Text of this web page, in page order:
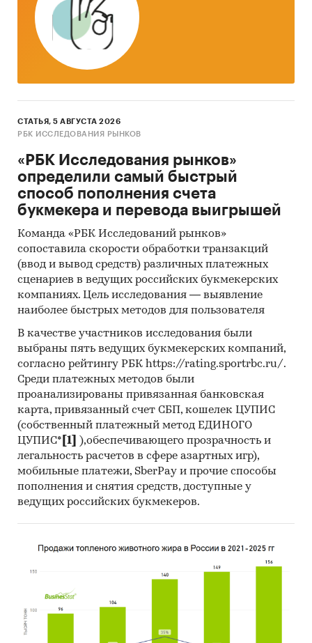
СТАТЬЯ, 5 АВГУСТА 2026
РБК ИССЛЕДОВАНИЯ РЫНКОВ
«РБК Исследования рынков»
определили самый быстрый
способ пополнения счета
букмекера и перевода выигрышей
Команда «РБК Исследований рынков»
сопоставила скорости обработки транзакций
(ввод и вывод средств) различных платежных
сценариев в ведущих российских букмекерских
компаниях. Цель исследования — выявление
наиболее быстрых методов для пользователя
В качестве участников исследования были
выбраны пять ведущих букмекерских компаний,
согласно рейтингу РБК https://rating.sportrbc.ru/.
Среди платежных методов были
проанализированы привязанная банковская
карта, привязанный счет СБП, кошелек ЦУПИС
(собственный платежный метод ЕДИНОГО
ЦУПИС* [1]
),обеспечивающего прозрачность и
легальность расчетов в сфере азартных игр),
мобильные платежи, SberPay и прочие способы
пополнения и снятия средств, доступные у
ведущих российских букмекеров.